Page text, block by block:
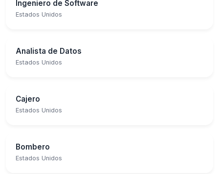
Ingeniero de Software
Estados Unidos
Analista de Datos
Estados Unidos
Cajero
Estados Unidos
Bombero
Estados Unidos